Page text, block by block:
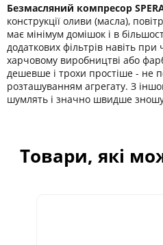
Безмасляний компресор
конструкції оливи (масла),
має мінімум домішок і в
додаткових фільтрів навіть
харчовому виробництві або
дешевше і трохи простіше - не
розташуванням агрегату. З
шумлять і значно швидше
Товари, які